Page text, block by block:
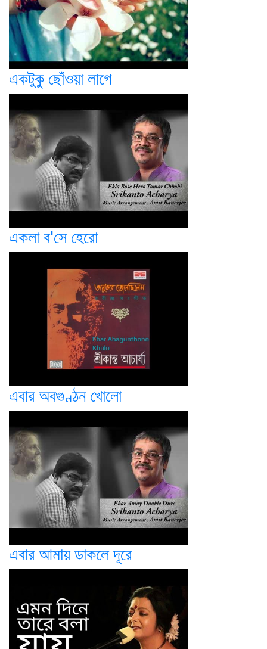
একটুকু ছোঁওয়া লাগে
একলা ব'সে হেরো
এবার অবগুণ্ঠন খোলো
এবার আমায় ডাকলে দূরে